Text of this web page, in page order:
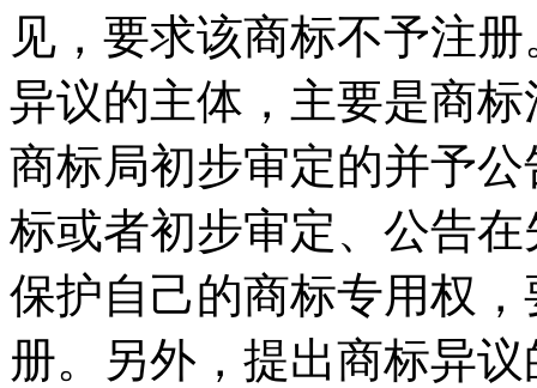
见，要求该商标不予注
异议的主体，主要是商
商标局初步审定的并予
标或者初步审定、公告
保护自己的商标专用权
册。另外，提出商标异